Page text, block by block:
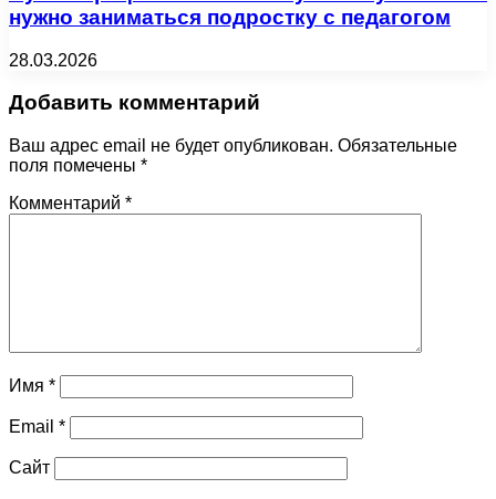
нужно заниматься подростку с педагогом
28.03.2026
Добавить комментарий
Ваш адрес email не будет опубликован. Обязательные
поля помечены *
Комментарий *
Имя *
Email *
Сайт